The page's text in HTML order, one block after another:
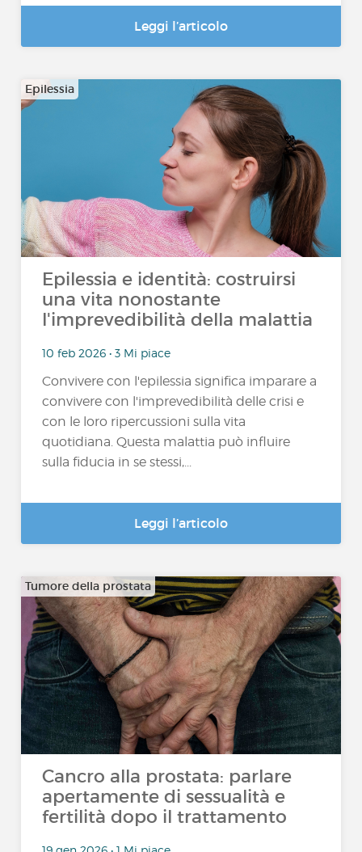
Leggi l’articolo
Epilessia
Epilessia e identità: costruirsi
una vita nonostante
l'imprevedibilità della malattia
10 feb 2026 • 3 Mi piace
Convivere con l'epilessia significa imparare a
convivere con l'imprevedibilità delle crisi e
con le loro ripercussioni sulla vita
quotidiana. Questa malattia può influire
sulla fiducia in se stessi,...
Leggi l’articolo
Tumore della prostata
Cancro alla prostata: parlare
apertamente di sessualità e
fertilità dopo il trattamento